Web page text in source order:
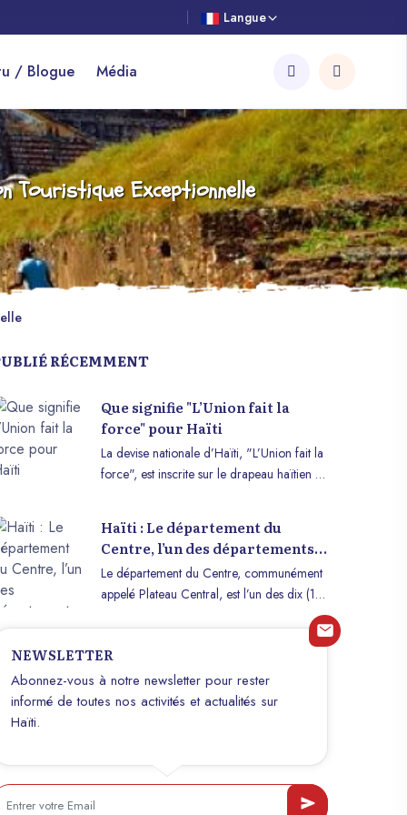
Langue
/ Blogue Média
Touristique Exceptionnelle
RÉCEMMENT
Que signifie "L’Union fait la
force" pour Haïti
La devise nationale d’Haïti, "L’Union fait la
force", est inscrite sur le drapeau haïtien et
phrase pour Haïti et pourquoi est-elle si
importante ? Cet article explore la
signification historique, culturelle et
symbolique de cette devise, qui incarne
Haïti : Le département du
Centre, l’un des départements
les plus résistants aux séismes
naturels
Le département du Centre, communément
appelé Plateau Central, est l’un des dix (10)
départements d’Haïti les plus solides face à
devenir l’un des dix (10) départements
d’Haïti, le département du Centre faisait
partie du Grand Nord. Il est réputé pour
phénomènes naturels. Outre ses
productions naturelles telles que le maïs, le
petit mil et l’élevage, le département du
NEWSLETTER
Abonnez-vous à notre newsletter pour rester
informé de toutes nos activités et actualités sur
Haïti.